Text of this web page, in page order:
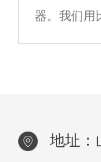
的同伴。一
识。
器。我们用
不了东西，
地址：